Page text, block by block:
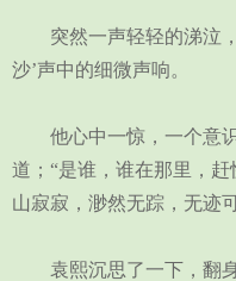
突然一声轻轻的涕泣，
沙’声中的细微声响。
他心中一惊，一个意识
道；“是谁，谁在那里，
山寂寂，渺然无踪，无迹
袁熙沉思了一下，翻身